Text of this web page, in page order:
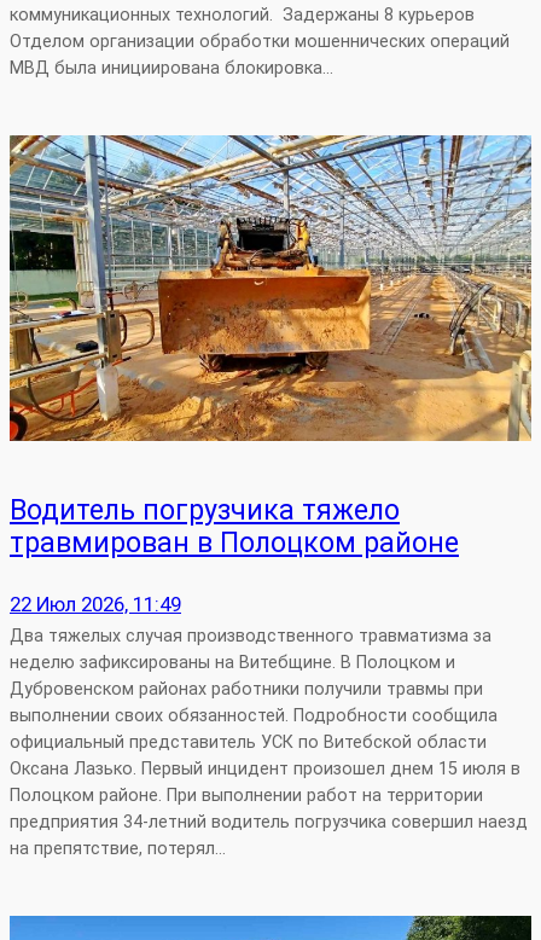
коммуникационных технологий. Задержаны 8 курьеров
Отделом организации обработки мошеннических операций
МВД была инициирована блокировка…
Водитель погрузчика тяжело
травмирован в Полоцком районе
22 Июл 2026, 11:49
Два тяжелых случая производственного травматизма за
неделю зафиксированы на Витебщине. В Полоцком и
Дубровенском районах работники получили травмы при
выполнении своих обязанностей. Подробности сообщила
официальный представитель УСК по Витебской области
Оксана Лазько. Первый инцидент произошел днем 15 июля в
Полоцком районе. При выполнении работ на территории
предприятия 34-летний водитель погрузчика совершил наезд
на препятствие, потерял…